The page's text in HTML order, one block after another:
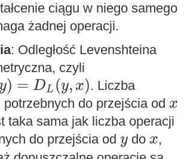
ciągu w niego samego
żadnej operacji.
: Odległość Levenshteina
czyli
) = DL (y, x)
)=D L(y,x)
. Liczba
potrzebnych do przejścia od x
x
taka sama jak liczba operacji
do przejścia od y
y do x
x,